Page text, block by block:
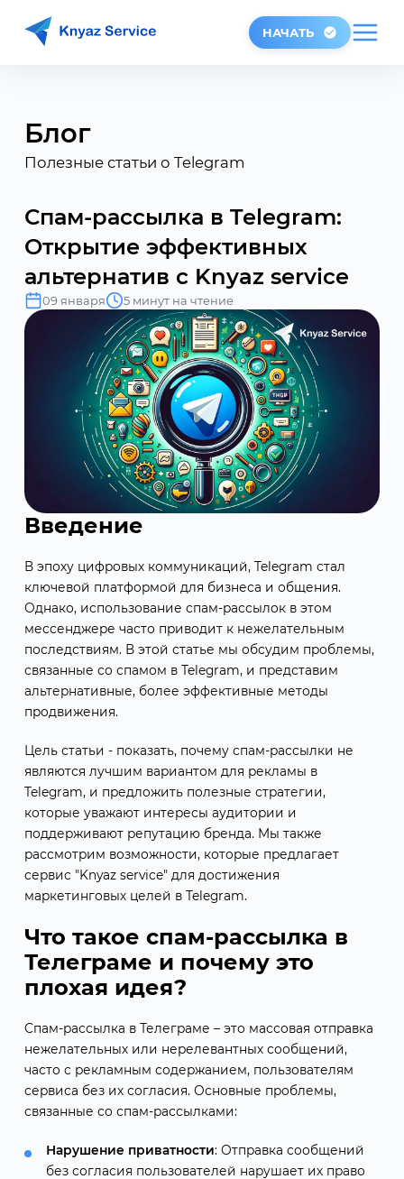
НАЧАТЬ
Блог
Полезные статьи о Telegram
Спам-рассылка в Telegram:
Открытие эффективных
альтернатив с Knyaz service
09 января 5 минут на чтение
Введение
В эпоху цифровых коммуникаций, Telegram стал
ключевой платформой для бизнеса и общения.
Однако, использование спам-рассылок в этом
мессенджере часто приводит к нежелательным
последствиям. В этой статье мы обсудим проблемы,
связанные со спамом в Telegram, и представим
альтернативные, более эффективные методы
продвижения.
Цель статьи - показать, почему спам-рассылки не
являются лучшим вариантом для рекламы в
Telegram, и предложить полезные стратегии,
которые уважают интересы аудитории и
поддерживают репутацию бренда. Мы также
рассмотрим возможности, которые предлагает
сервис "Knyaz service" для достижения
маркетинговых целей в Telegram.
Что такое спам-рассылка в
Телеграме и почему это
плохая идея?
Спам-рассылка в Телеграме – это массовая отправка
нежелательных или нерелевантных сообщений,
часто с рекламным содержанием, пользователям
сервиса без их согласия. Основные проблемы,
связанные со спам-рассылками:
Нарушение приватности: Отправка сообщений
без согласия пользователей нарушает их право